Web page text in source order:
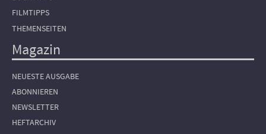
FILMTIPPS
THEMENSEITEN
Magazin
NEUESTE AUSGABE
ABONNIEREN
NEWSLETTER
HEFTARCHIV